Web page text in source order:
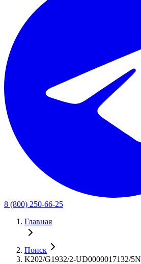
8 (800) 250-66-25
Главная
Поиск
K202/G1932/2-UD0000017132/5N